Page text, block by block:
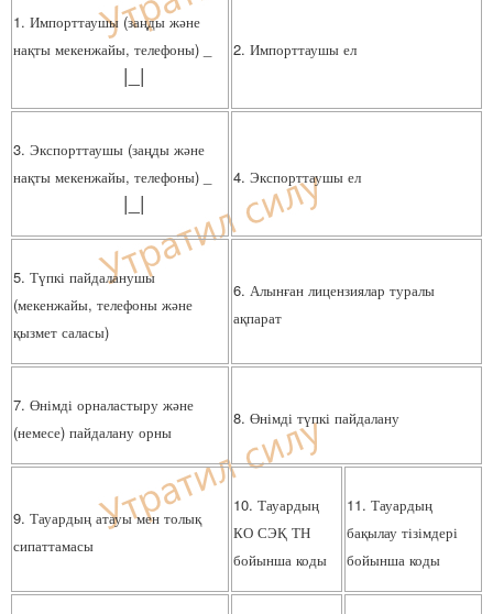
1. Импорттаушы (заңды және
нақты мекенжайы, телефоны) _
|_|
2. Импорттаушы ел
3. Экспорттаушы (заңды және
нақты мекенжайы, телефоны) _
|_|
4. Экспорттаушы ел
5. Түпкі пайдаланушы
(мекенжайы, телефоны және
қызмет саласы)
6. Алынған лицензиялар туралы
ақпарат
7. Өнімді орналастыру және
(немесе) пайдалану орны
8. Өнімді түпкі пайдалану
9. Тауардың атауы мен толық
сипаттамасы
10. Тауардың
КО СЭҚ ТН
бойынша коды
11. Тауардың
бақылау тізімдері
бойынша коды